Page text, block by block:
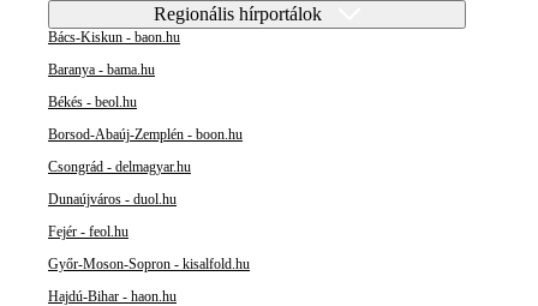
Regionális hírportálok
Bács-Kiskun - baon.hu
Baranya - bama.hu
Békés - beol.hu
Borsod-Abaúj-Zemplén - boon.hu
Csongrád - delmagyar.hu
Dunaújváros - duol.hu
Fejér - feol.hu
Győr-Moson-Sopron - kisalfold.hu
Hajdú-Bihar - haon.hu